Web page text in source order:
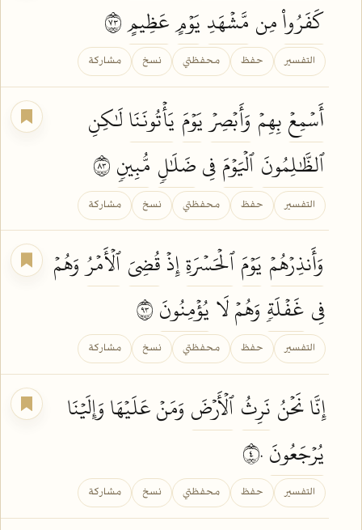
كَفَرُواْمِن مَّشۡهَدِ يَوۡمٍعَظِيمٍ
التفسير حفظ محفظتي نسخ مشاركة
أَسۡمِعۡبِهِمۡ وَأَبۡصِرۡيَوۡمَ يَأۡتُونَنَالَٰكِنِ
ٱلظَّٰلِمُونَٱلۡيَوۡمَفِيضَلَٰلٖ مُّبِينٖ
التفسير حفظ محفظتي نسخ مشاركة
وَأَنذِرۡهُمۡ يَوۡمَٱلۡحَسۡرَةِإِذۡقُضِيَٱلۡأَمۡرُوَهُمۡ
فِي غَفۡلَةٖ وَهُمۡ لَا يُؤۡمِنُونَ
التفسير حفظ محفظتي نسخ مشاركة
إِنَّا نَحۡنُ نَرِثُٱلۡأَرۡضَ وَمَنۡ عَلَيۡهَا وَإِلَيۡنَا
يُرۡجَعُونَ
التفسير حفظ محفظتي نسخ مشاركة